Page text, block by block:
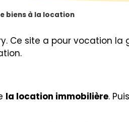
biens à la location
Ce site a pour vocation
la location immobilière.